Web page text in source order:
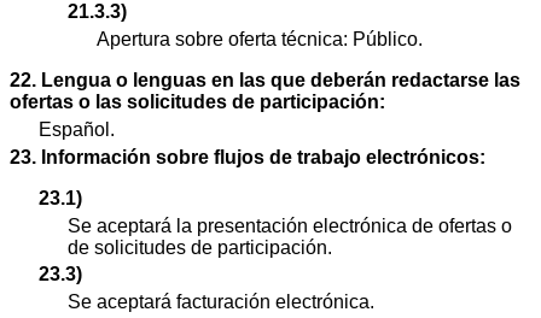
21.3.3)
Apertura sobre oferta técnica: Público.
22. Lengua o lenguas en las que deberán redactarse las
ofertas o las solicitudes de participación:
Español.
23. Información sobre flujos de trabajo electrónicos:
23.1)
Se aceptará la presentación electrónica de ofertas o
de solicitudes de participación.
23.3)
Se aceptará facturación electrónica.